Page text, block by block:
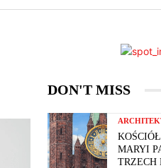
DON'T MISS
MARYI
TRZECH